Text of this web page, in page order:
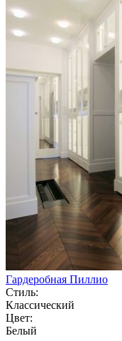
Гардеробная Пиллио
Стиль:
Классический
Цвет:
Белый